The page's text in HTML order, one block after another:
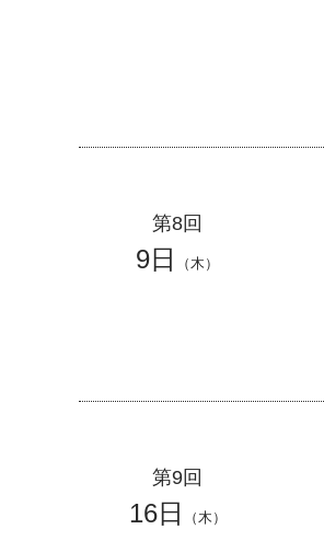
第8回
9日 （木）
第9回
16日 （木）